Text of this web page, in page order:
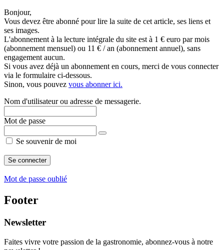
Bonjour,
Vous devez être abonné pour lire la suite de cet article, ses liens et
ses images.
L'abonnement à la lecture intégrale du site est à 1 € euro par mois
(abonnement mensuel) ou 11 € / an (abonnement annuel), sans
engagement aucun.
Si vous avez déjà un abonnement en cours, merci de vous connecter
via le formulaire ci-dessous.
Sinon, vous pouvez vous abonner ici.
Nom d'utilisateur ou adresse de messagerie.
Mot de passe
Se souvenir de moi
Mot de passe oublié
Footer
Newsletter
Faites vivre votre passion de la gastronomie, abonnez-vous à notre